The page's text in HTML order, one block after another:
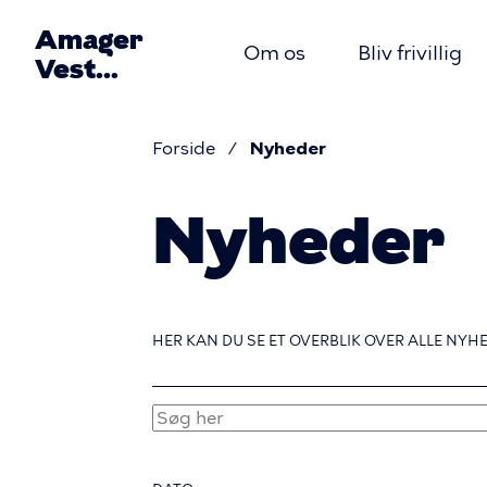
hovedindhold
Amager
Vest
Om os Bliv frivillig
Forside Nyheder
Nyheder
HER KAN DU SE ET OVERBLIK OVER ALLE
SØG